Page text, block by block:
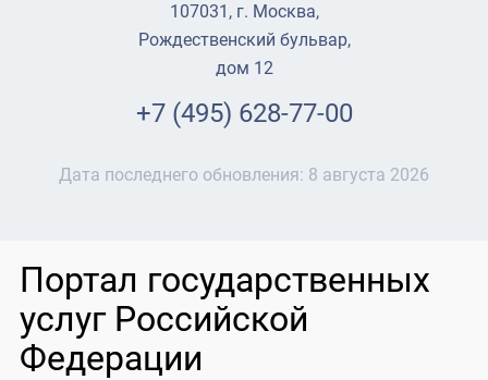
107031, г. Москва,
Рождественский бульвар,
дом 12
+7 (495) 628-77-00
Дата последнего обновления: 8 августа 2026
Портал государственных
услуг Российской
Федерации